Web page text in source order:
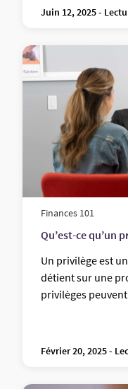
de votre propriété,
Juin 12, 2025 -
Finances 101
Qu’est-ce qu’un
Un privilège est
détient sur une
privilèges
Février 20, 2025 -